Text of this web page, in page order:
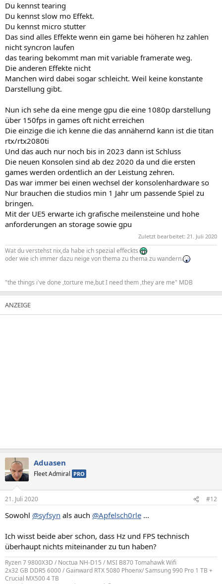
Du kennst tearing
Du kennst slow mo Effekt.
Du kennst micro stutter
Das sind alles Effekte wenn ein game bei höheren hz zahlen
nicht syncron laufen
das tearing bekommt man mit variable framerate weg.
Die anderen Effekte nicht
Manchen wird dabei sogar schleicht. Weil keine konstante
Darstellung gibt.
Nun ich sehe da eine menge gpu die eine 1080p darstellung
über 150fps in games oft nicht erreichen
Die einzige die ich kenne die das annähernd kann ist die titan
rtx/rtx2080ti
Und das auch nur noch bis in 2023 dann ist Schluss
Die neuen Konsolen sind ab dez 2020 da und die ersten
games werden ordentlich an der Leistung zehren.
Das war immer bei einen wechsel der konsolenhardware so
Nur brauchen die studios min 1 Jahr um passende Spiel zu
bringen.
Mit der UE5 erwarte ich grafische meilensteine und hohe
anforderungen an storage sowie gpu
Zuletzt bearbeitet: 21. Juli 2020
Wat du verstehst nix,da habe ich spezial effeckts
oder wie ich immer dazu neige von thema zu thema zu wandern.
"the things i've done ,torture me,but I need them ,they are me" MDB
Aduasen
Fleet Admiral PRO
21. Juli 2020 #12
Sowohl @syfsyn als auch @Apfelsch0rle ...
Ich wisst beide aber schon, dass Hz und FPS technisch
überhaupt nichts miteinander zu tun haben?
Ryzen 7 9800X3D / Noctua NH-D15 / MSI B870 Tomahawk Wifi
2x32 GB DDR5 6000 / Gainward RTX 5080 Phoenx/ Samsung 990 Pro 1 TB +
Crucial MX500 4 TB